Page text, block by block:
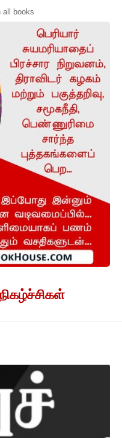
all books